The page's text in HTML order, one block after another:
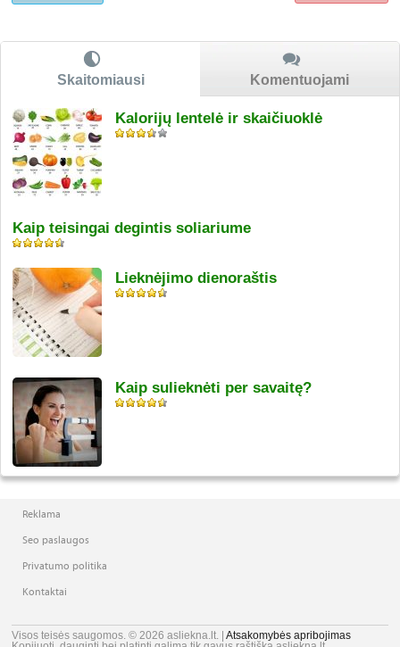
Skaitomiausi Komentuojami
Kalorijų lentelė ir skaičiuoklė
Kaip teisingai degintis soliariume
Lieknėjimo dienoraštis
Kaip sulieknėti per savaitę?
Reklama
Seo paslaugos
Privatumo politika
Kontaktai
Visos teisės saugomos. © 2026 asliekna.lt. |Atsakomybės apribojimas